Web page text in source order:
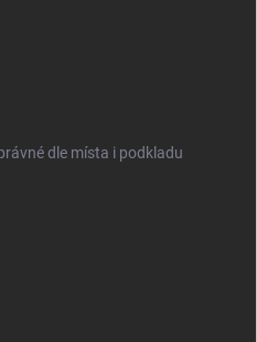
dle místa i podkladu